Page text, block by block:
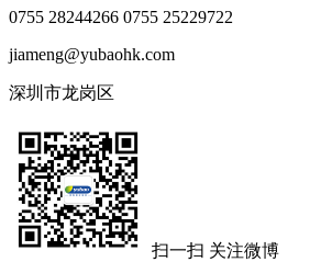
0755 28244266 0755 25229722
jiameng@yubaohk.com
深圳市龙岗区
扫一扫 关注微博